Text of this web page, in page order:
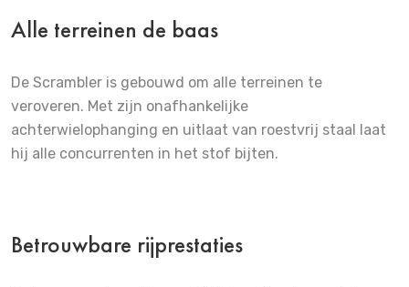
Alle terreinen de baas
De Scrambler is gebouwd om alle terreinen te
veroveren. Met zijn onafhankelijke
achterwielophanging en uitlaat van roestvrij staal laat
hij alle concurrenten in het stof bijten.
Betrouwbare rijprestaties